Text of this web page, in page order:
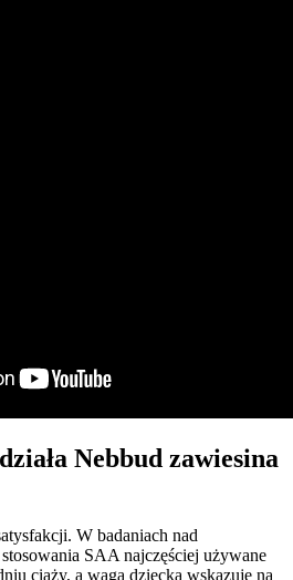
Nebbud zawiesina
W badaniach nad
SAA najczęściej używane
ciąży, a waga dziecka wskazuje na